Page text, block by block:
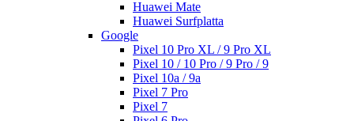
Huawei Mate
Huawei Surfplatta
Google
Pixel 10 Pro XL / 9 Pro XL
Pixel 10 / 10 Pro / 9 Pro / 9
Pixel 10a / 9a
Pixel 7 Pro
Pixel 7